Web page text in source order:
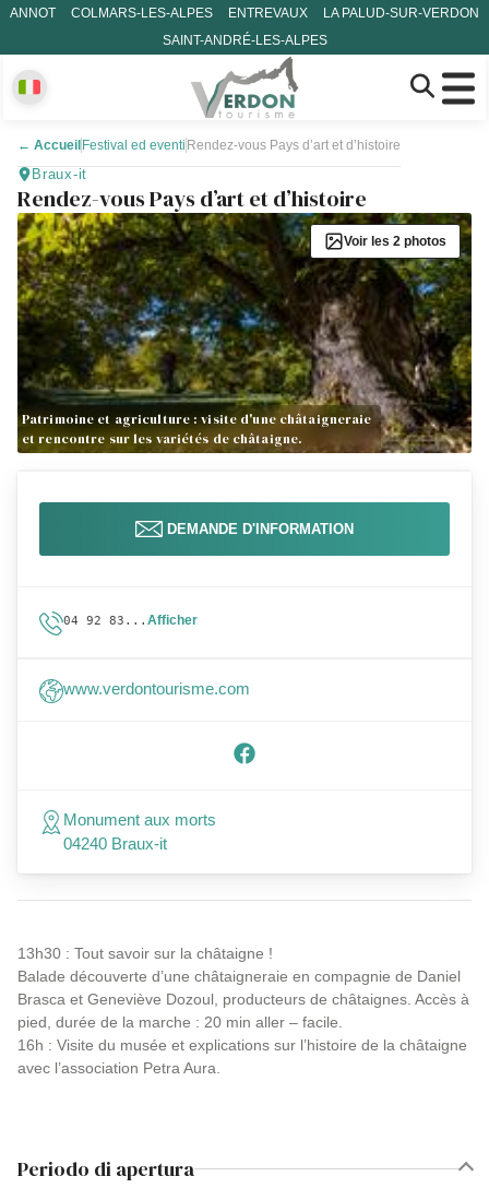
ANNOT COLMARS-LES-ALPES ENTREVAUX
LA PALUD-SUR-VERDON
SAINT-ANDRÉ-LES-ALPES
← Accueil Festival ed eventi Rendez-vous Pays d’art et d’histoire
Braux-it
Rendez-vous Pays d’art et d’histoire
Patrimoine et agriculture : visite d'une châtaigneraie
et rencontre sur les variétés de châtaigne.
Voir les 2 photos
13h30 : Tout savoir sur la châtaigne !
Balade découverte d’une châtaigneraie en compagnie de Daniel
Brasca et Geneviève Dozoul, producteurs de châtaignes. Accès à
pied, durée de la marche : 20 min aller – facile.
16h : Visite du musée et explications sur l’histoire de la châtaigne
avec l’association Petra Aura.
Periodo di apertura
DEMANDE D'INFORMATION
04 92 83... Afficher
www.verdontourisme.com
Monument aux morts
04240 Braux-it